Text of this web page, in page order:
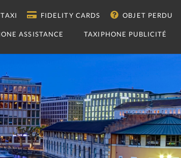
FIDELITY CARDS OBJET PERDU
ASSISTANCE TAXIPHONE PUBLICITÉ